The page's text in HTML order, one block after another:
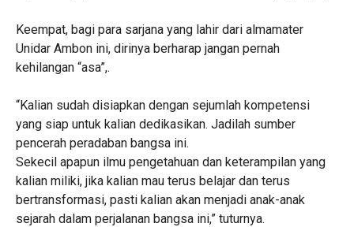
Keempat, bagi para sarjana yang lahir dari almamater
Unidar Ambon ini, dirinya berharap jangan pernah
kehilangan “asa”,.
“Kalian sudah disiapkan dengan sejumlah kompetensi
yang siap untuk kalian dedikasikan. Jadilah sumber
pencerah peradaban bangsa ini.
Sekecil apapun ilmu pengetahuan dan keterampilan yang
kalian miliki, jika kalian mau terus belajar dan terus
bertransformasi, pasti kalian akan menjadi anak-anak
sejarah dalam perjalanan bangsa ini,” tuturnya.